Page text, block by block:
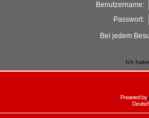
Benutzername:
Passwort:
Bei jedem
Ich
Powered by